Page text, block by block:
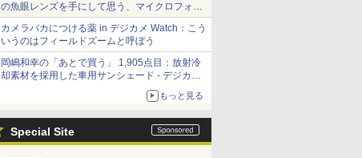
の魚眼レンズを手にして思う、マイクロフォー
サーズへの期待と可能性
カメラバカにつける薬 in デジカメ Watch：こう
いうのはフィールドズームと呼ぼう
岡嶋和幸の「あとで買う」 1,905点目：放射冷
却素材を採用した車用サンシェード - デジカメ
もっと見る
Special Site